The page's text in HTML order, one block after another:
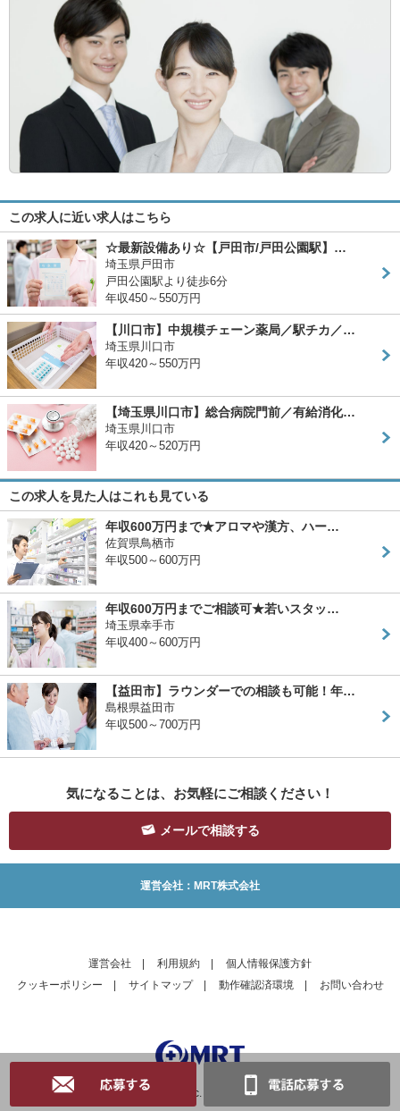
この求人に近い求人はこちら
☆最新設備あり☆【戸田市/戸田公園駅】…
埼玉県戸田市
戸田公園駅より徒歩6分
年収450～550万円
【川口市】中規模チェーン薬局／駅チカ／…
埼玉県川口市
年収420～550万円
【埼玉県川口市】総合病院門前／有給消化…
埼玉県川口市
年収420～520万円
この求人を見た人はこれも見ている
年収600万円まで★アロマや漢方、ハー…
佐賀県鳥栖市
年収500～600万円
年収600万円までご相談可★若いスタッ…
埼玉県幸手市
年収400～600万円
【益田市】ラウンダーでの相談も可能！年…
島根県益田市
年収500～700万円
気になることは、お気軽にご相談ください！
メールで相談する
運営会社：MRT株式会社
運営会社 利用規約
個人情報保護方針
クッキーポリシー
サイトマップ| 動作確認済環境| お問い合わせ
Copyright © MRT Inc. All Rights Reserved.